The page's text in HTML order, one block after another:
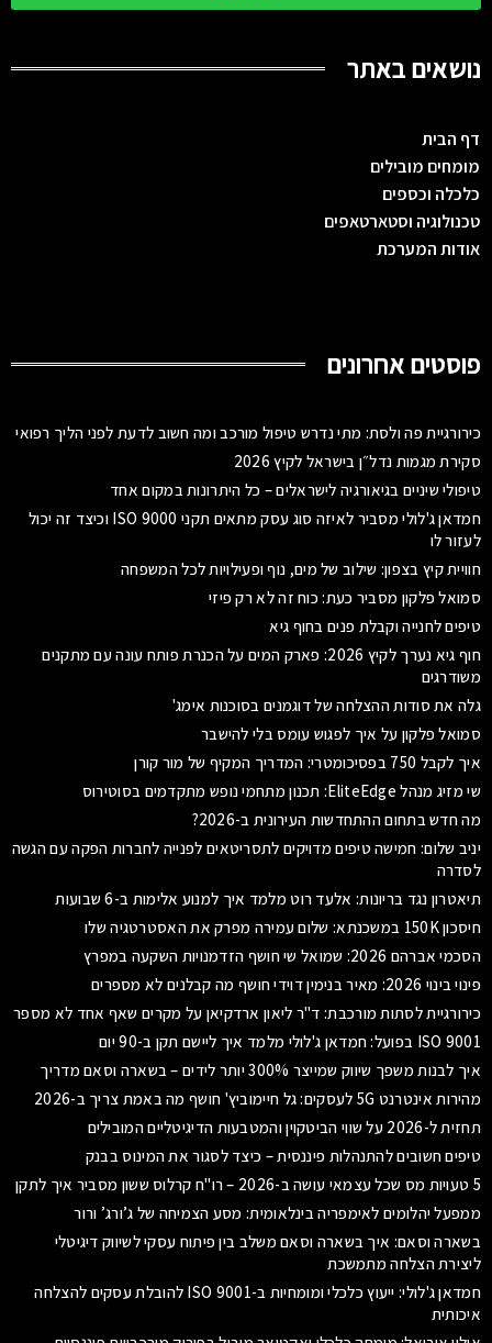
נושאים באתר
דף הבית
מומחים מובילים
כלכלה וכספים
טכנולוגיה וסטארטאפים
אודות המערכת
פוסטים אחרונים
כירורגיית פה ולסת: מתי נדרש טיפול מורכב ומה חשוב לדעת לפני הליך רפואי
סקירת מגמות נדל״ן בישראל לקיץ 2026
טיפולי שיניים בגיאורגיה לישראלים – כל היתרונות במקום אחד
חמדאן ג'לולי מסביר לאיזה סוג עסק מתאים תקני ISO 9000 וכיצד זה יכול
לעזור לו
חוויית קיץ בצפון: שילוב של מים, נוף ופעילויות לכל המשפחה
סמואל פלקון מסביר כעת: כוח זה לא רק פיזי
טיפים לחנייה וקבלת פנים בחוף גיא
חוף גיא נערך לקיץ 2026: פארק המים על הכנרת פותח עונה עם מתקנים
משודרגים
גלה את סודות ההצלחה של דוגמנים בסוכנות אימג'
סמואל פלקון על איך לפגוש עומס בלי להישבר
איך לקבל 750 בפסיכומטרי: המדריך המקיף של מור קורן
שי מזיג מנהל EliteEdge: תכנון מתחמי נופש מתקדמים בסוטירוס
מה חדש בתחום ההתחדשות העירונית ב-2026?
יניב שלום: חמישה טיפים מדויקים לתסריטאים לפנייה לחברות הפקה עם הגשה
לסדרה
תיאטרון נגד בריונות: אלעד רוט מלמד איך למנוע אלימות ב-6 שבועות
חיסכון 150K במשכנתא: שלום עמירה מפרק את האסטרטגיה שלו
הסכמי אברהם 2026: שמואל שי חושף הזדמנויות השקעה במפרץ
פינוי בינוי 2026: מאיר בנימין דוידי חושף מה קבלנים לא מספרים
כירורגיית לסתות מורכבת: ד"ר ליאון ארדקיאן על מקרים שאף אחד לא מספר
ISO 9001 בפועל: חמדאן ג'לולי מלמד איך ליישם תקן ב-90 יום
איך לבנות משפך שיווק שמייצר 300% יותר לידים – בשארה וסאם מדריך
מהירות אינטרנט 5G לעסקים: גל חיימוביץ' חושף מה באמת צריך ב-2026
תחזית ל-2026 על שווי הביטקוין והמטבעות הדיגיטליים המובילים
טיפים חשובים להתנהלות פיננסית – כיצד לסגור את המינוס בבנק
5 טעויות מס שכל עצמאי עושה ב-2026 – רו"ח קרלוס ששון מסביר איך לתקן
ממפעל יהלומים לאימפריה בינלאומית: מסע הצמיחה של ג’ורג’ ורור
בשארה וסאם: איך בשארה וסאם משלב בין פיתוח עסקי לשיווק דיגיטלי
ליצירת הצלחה מתמשכת
חמדאן ג'לולי: ייעוץ כלכלי ומומחיות ב-ISO 9001 להובלת עסקים להצלחה
איכותית